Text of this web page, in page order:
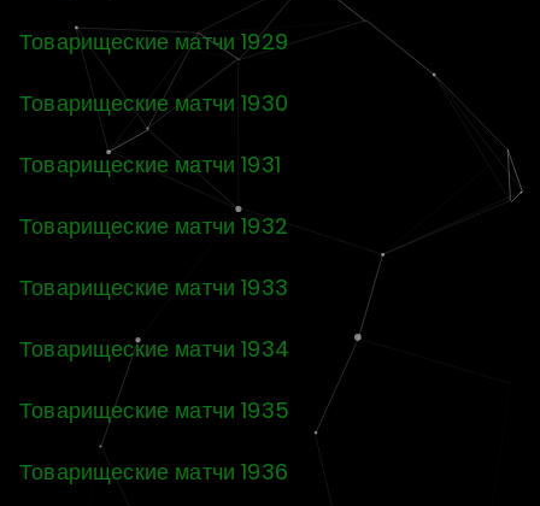
Товарищеские матчи 1929
Товарищеские матчи 1930
Товарищеские матчи 1931
Товарищеские матчи 1932
Товарищеские матчи 1933
Товарищеские матчи 1934
Товарищеские матчи 1935
Товарищеские матчи 1936